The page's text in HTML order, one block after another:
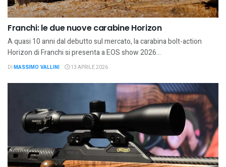
Franchi: le due nuove carabine Horizon
A quasi 10 anni dal debutto sul mercato, la carabina bolt-action
Horizon di Franchi si presenta a EOS show 2026...
DI MASSIMO VALLINI 13 APRILE 2026